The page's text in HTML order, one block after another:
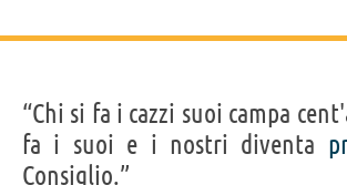
“Chi si fa i cazzi suoi campa
fa i suoi e i nostri diventa
Consiglio.”